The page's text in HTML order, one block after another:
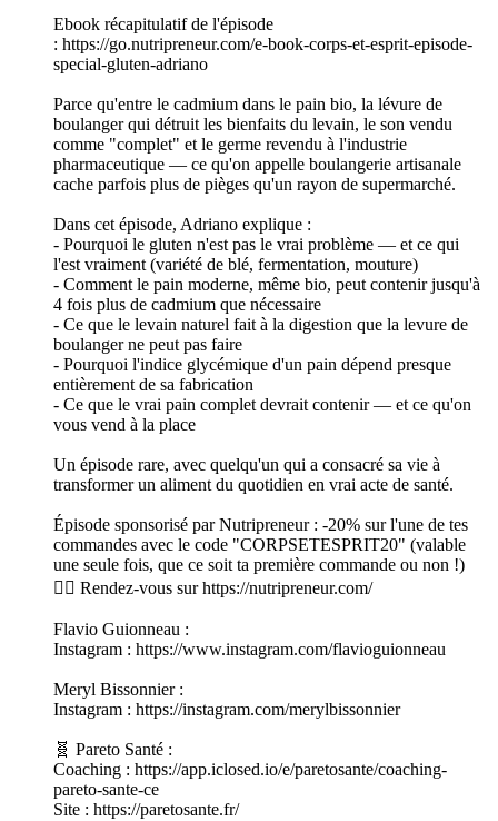
Ebook récapitulatif de l'épisode
: https://go.nutripreneur.com/e-book-corps-et-esprit-episode-
special-gluten-adriano
Parce qu'entre le cadmium dans le pain bio, la lévure de
boulanger qui détruit les bienfaits du levain, le son vendu
comme "complet" et le germe revendu à l'industrie
pharmaceutique — ce qu'on appelle boulangerie artisanale
cache parfois plus de pièges qu'un rayon de supermarché.
Dans cet épisode, Adriano explique :
- Pourquoi le gluten n'est pas le vrai problème — et ce qui
l'est vraiment (variété de blé, fermentation, mouture)
- Comment le pain moderne, même bio, peut contenir jusqu'à
4 fois plus de cadmium que nécessaire
- Ce que le levain naturel fait à la digestion que la levure de
boulanger ne peut pas faire
- Pourquoi l'indice glycémique d'un pain dépend presque
entièrement de sa fabrication
- Ce que le vrai pain complet devrait contenir — et ce qu'on
vous vend à la place
Un épisode rare, avec quelqu'un qui a consacré sa vie à
transformer un aliment du quotidien en vrai acte de santé.
Épisode sponsorisé par Nutripreneur : -20% sur l'une de tes
commandes avec le code "CORPSETESPRIT20" (valable
une seule fois, que ce soit ta première commande ou non !)
👉🏻 Rendez-vous sur https://nutripreneur.com/
Flavio Guionneau :
Instagram : https://www.instagram.com/flavioguionneau
Meryl Bissonnier :
Instagram : https://instagram.com/merylbissonnier
🧬 Pareto Santé :
Coaching : https://app.iclosed.io/e/paretosante/coaching-
pareto-sante-ce
Site : https://paretosante.fr/